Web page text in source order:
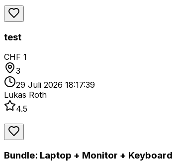
test
CHF 1
3
29 Juli 2026 18:17:39
Lukas Roth
4.5
Bundle: Laptop + Monitor + Keyboard